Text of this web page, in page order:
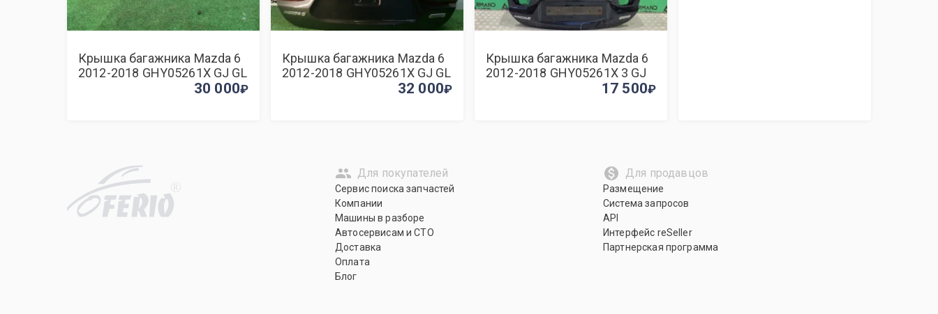
Крышка багажника Mazda 6
2012-2018 GHY05261X GJ GL
30 000
Крышка багажника Mazda 6
2012-2018 GHY05261X GJ GL
32 000
Крышка багажника Mazda 6
2012-2018 GHY05261X 3 GJ
17 500
R
Для покупателей
Сервис поиска запчастей
Компании
Машины в разборе
Автосервисам и СТО
Доставка
Оплата
Блог
Для продавцов
Размещение
Система запросов
API
Интерфейс reSeller
Партнерская программа